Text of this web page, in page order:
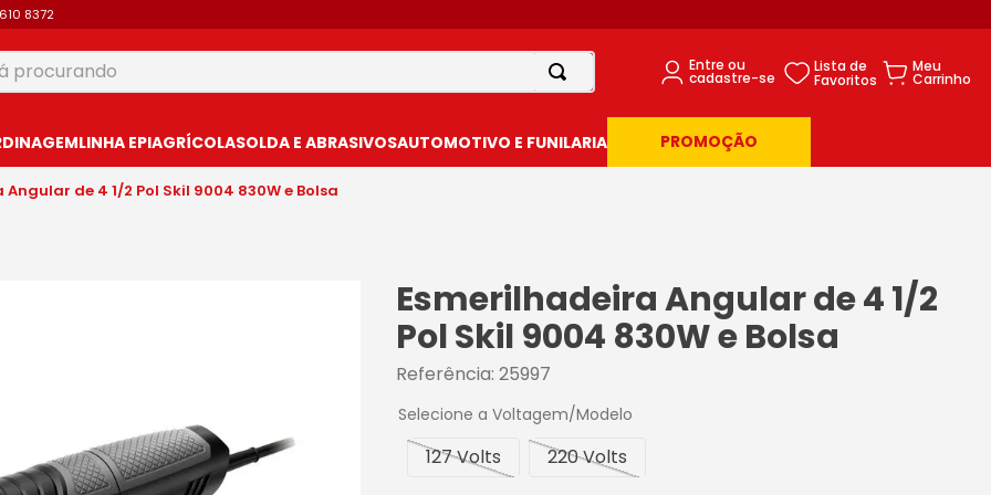
8372
LINHA EPIAGRÍCOLASOLDA E ABRASIVOSAUTOMOTIVO E FUNILARIA PROMOÇÃO
de 4 1/2 Pol Skil 9004 830W e Bolsa
Esmerilhadeira Angular de 4 1/2
Pol Skil 9004 830W e Bolsa
Referência: 25997
Selecione a Voltagem/Modelo
127 Volts 220 Volts